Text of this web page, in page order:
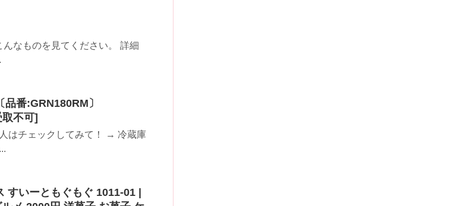
なものを見てください。 詳細
番:GRN180RM〕
不可]
はチェックしてみて！ → 冷蔵庫
いーともぐもぐ 1011-01 |